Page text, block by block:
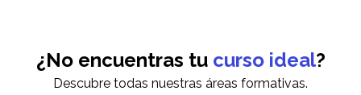
¿No encuentras tu curso ideal?
Descubre todas nuestras áreas formativas.